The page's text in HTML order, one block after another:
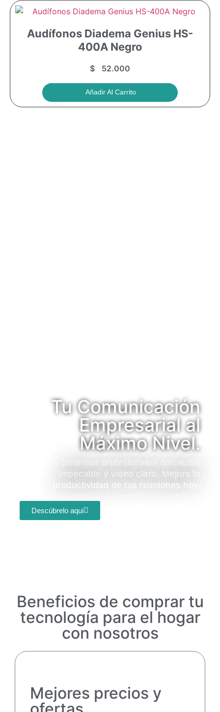
Audífonos Diadema Genius HS-
400A Negro
$ 52.000
Añadir Al Carrito
Tu Comunicación
Empresarial al
Máximo Nivel.
Sistemas profesionales con audio
impecable y video claro. Mejora la
productividad de tus reuniones hoy.
Descúbrelo aquí
Beneficios de comprar tu
tecnología para el hogar
con nosotros
Mejores precios y